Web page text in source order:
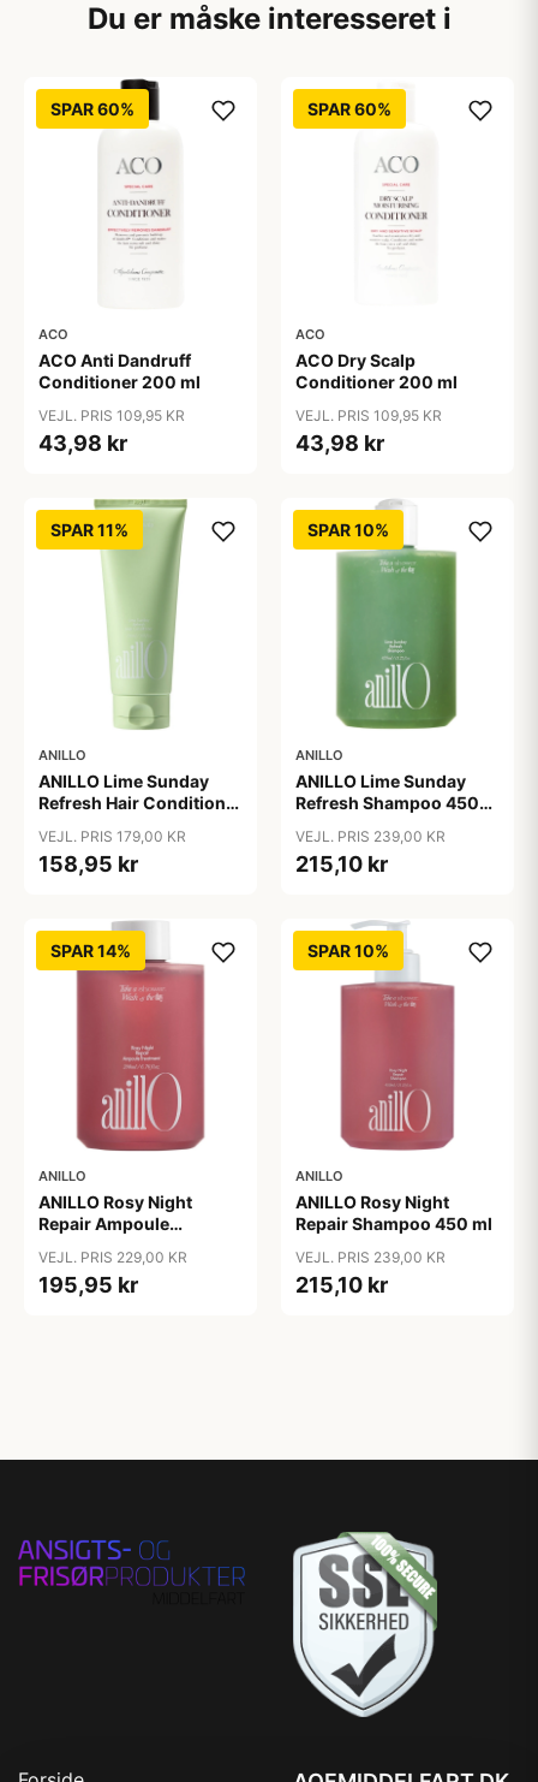
Du er måske interesseret i
SPAR 60%
ACO
ACO Anti Dandruff
Conditioner 200 ml
VEJL. PRIS 109,95 KR
43,98 kr
SPAR 60%
ACO
ACO Dry Scalp
Conditioner 200 ml
VEJL. PRIS 109,95 KR
43,98 kr
SPAR 11%
ANILLO
ANILLO Lime Sunday
Refresh Hair Conditioner
VEJL. PRIS 179,00 KR
158,95 kr
SPAR 10%
ANILLO
ANILLO Lime Sunday
Refresh Shampoo 450
VEJL. PRIS 239,00 KR
215,10 kr
SPAR 14%
ANILLO
ANILLO Rosy Night
Repair Ampoule
VEJL. PRIS 229,00 KR
195,95 kr
SPAR 10%
ANILLO
ANILLO Rosy Night
Repair Shampoo 450 ml
VEJL. PRIS 239,00 KR
215,10 kr